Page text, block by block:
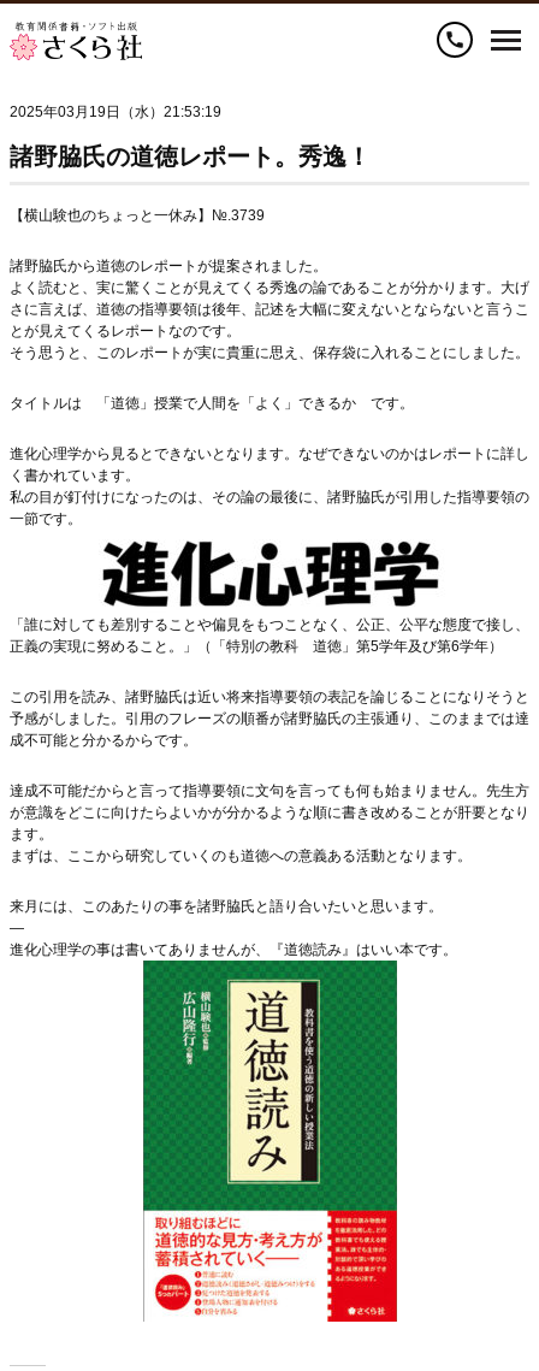
call
2025年03月19日（水）21:53:19
諸野脇氏の道徳レポート。秀逸！
【横山験也のちょっと一休み】№.3739
諸野脇氏から道徳のレポートが提案されました。
よく読むと、実に驚くことが見えてくる秀逸の論であることが分かります。大げ
さに言えば、道徳の指導要領は後年、記述を大幅に変えないとならないと言うこ
とが見えてくるレポートなのです。
そう思うと、このレポートが実に貴重に思え、保存袋に入れることにしました。
タイトルは 「道徳」授業で人間を「よく」できるか です。
進化心理学から見るとできないとなります。なぜできないのかはレポートに詳し
く書かれています。
私の目が釘付けになったのは、その論の最後に、諸野脇氏が引用した指導要領の
一節です。
「誰に対しても差別することや偏見をもつことなく、公正、公平な態度で接し、
正義の実現に努めること。」（「特別の教科 道徳」第5学年及び第6学年）
この引用を読み、諸野脇氏は近い将来指導要領の表記を論じることになりそうと
予感がしました。引用のフレーズの順番が諸野脇氏の主張通り、このままでは達
成不可能と分かるからです。
達成不可能だからと言って指導要領に文句を言っても何も始まりません。先生方
が意識をどこに向けたらよいかが分かるような順に書き改めることが肝要となり
ます。
まずは、ここから研究していくのも道徳への意義ある活動となります。
来月には、このあたりの事を諸野脇氏と語り合いたいと思います。
—
進化心理学の事は書いてありませんが、『道徳読み』はいい本です。